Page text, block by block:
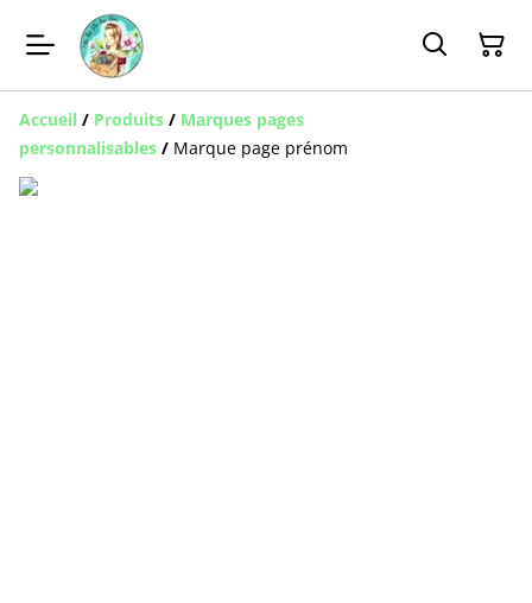
Accueil / Produits / Marques pages
personnalisables / Marque page prénom